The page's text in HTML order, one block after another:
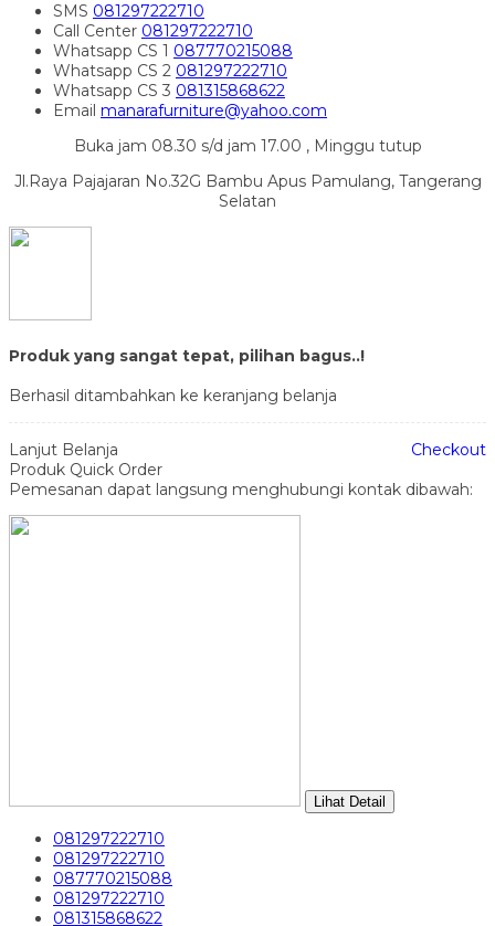
SMS 081297222710
Call Center 081297222710
Whatsapp CS 1 087770215088
Whatsapp CS 2 081297222710
Whatsapp CS 3 081315868622
Email manarafurniture@yahoo.com
Buka jam 08.30 s/d jam 17.00 , Minggu tutup
Jl.Raya Pajajaran No.32G Bambu Apus Pamulang, Tangerang
Selatan
Produk yang sangat tepat, pilihan bagus..!
Berhasil ditambahkan ke keranjang belanja
Lanjut Belanja
Checkout
Produk Quick Order
Pemesanan dapat langsung menghubungi kontak dibawah:
Lihat Detail
081297222710
081297222710
087770215088
081297222710
081315868622